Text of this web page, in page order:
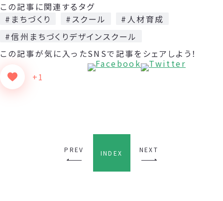
この記事に関連するタグ
#まちづくり
#スクール
#人材育成
#信州まちづくりデザインスクール
この記事が気に入った
+1
SNSで記事をシェアしよう！
PREV INDEX NEXT